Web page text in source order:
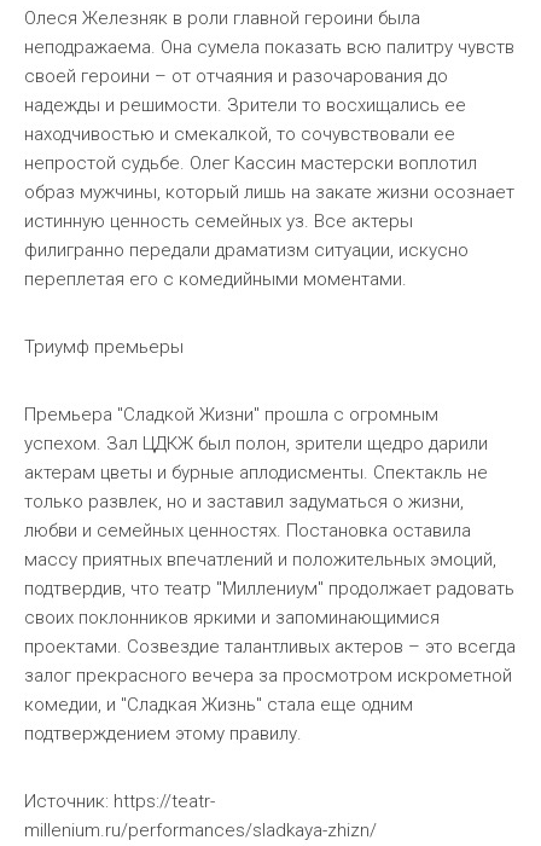
Олеся Железняк в роли главной героини была
неподражаема. Она сумела показать всю палитру чувств
своей героини – от отчаяния и разочарования до
надежды и решимости. Зрители то восхищались ее
находчивостью и смекалкой, то сочувствовали ее
непростой судьбе. Олег Кассин мастерски воплотил
образ мужчины, который лишь на закате жизни осознает
истинную ценность семейных уз. Все актеры
филигранно передали драматизм ситуации, искусно
переплетая его с комедийными моментами.
Триумф премьеры
Премьера "Сладкой Жизни" прошла с огромным
успехом. Зал ЦДКЖ был полон, зрители щедро дарили
актерам цветы и бурные аплодисменты. Спектакль не
только развлек, но и заставил задуматься о жизни,
любви и семейных ценностях. Постановка оставила
массу приятных впечатлений и положительных эмоций,
подтвердив, что театр "Миллениум" продолжает радовать
своих поклонников яркими и запоминающимися
проектами. Созвездие талантливых актеров – это всегда
залог прекрасного вечера за просмотром искрометной
комедии, и "Сладкая Жизнь" стала еще одним
подтверждением этому правилу.
Источник: https://teatr-
millenium.ru/performances/sladkaya-zhizn/